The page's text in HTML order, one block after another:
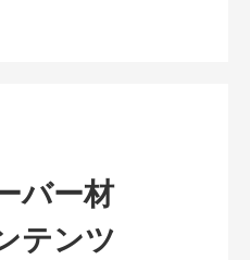
バー材
テンツ